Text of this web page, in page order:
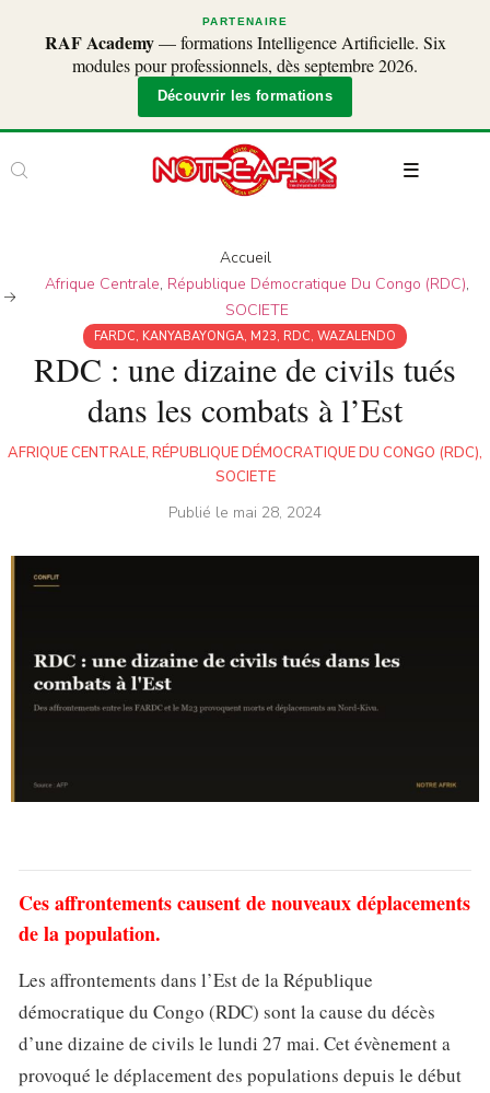
PARTENAIRE
RAF Academy— formations Intelligence Artificielle. Six
modules pour professionnels, dès septembre 2026.
Découvrir les formations
Accueil
Afrique Centrale, République Démocratique Du Congo (RDC),
SOCIETE
FARDC, KANYABAYONGA, M23, RDC, WAZALENDO
RDC : une dizaine de civils tués
dans les combats à l’Est
AFRIQUE CENTRALE, RÉPUBLIQUE DÉMOCRATIQUE DU CONGO (RDC),
SOCIETE
Publié le mai 28, 2024
Ces affrontements causent de nouveaux déplacements
de la population.
Les affrontements dans l’Est de la République
démocratique du Congo (RDC) sont la cause du décès
d’une dizaine de civils le lundi 27 mai. Cet évènement a
provoqué le déplacement des populations depuis le début